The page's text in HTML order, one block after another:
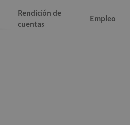
Rendición de
cuentas
Empleo